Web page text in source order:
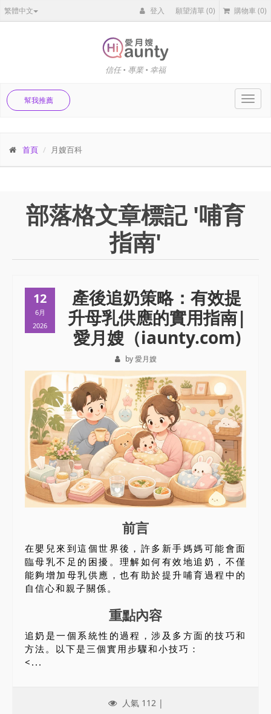
繁體中文 登入 願望清單(0) 購物車 (0)
信任 • 專業 • 幸福
幫我推薦
首頁 月嫂百科
部落格文章標記 '哺育
指南'
12
6月
2026
產後追奶策略：有效提
升母乳供應的實用指南|
愛月嫂（iaunty.com)
by 愛月嫂
前言
在嬰兒來到這個世界後，許多新手媽媽可能會面
臨母乳不足的困擾。理解如何有效地追奶，不僅
能夠增加母乳供應，也有助於提升哺育過程中的
自信心和親子關係。
重點內容
追奶是一個系統性的過程，涉及多方面的技巧和
方法。以下是三個實用步驟和小技巧：
<...
人氣 112 |